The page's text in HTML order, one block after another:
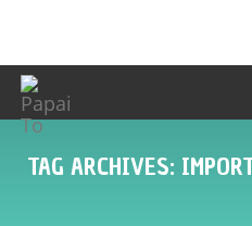
TAG ARCHIVES: